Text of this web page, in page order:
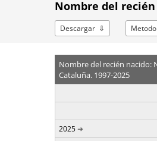
Nombre del
Descargar
Nombre del recién nacido:
Cataluña. 1997-2025
2025